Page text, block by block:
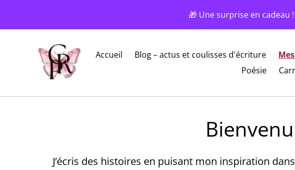
🎁 Une surprise en cadeau
Accueil Blog – actus et coulisses d'écriture
Poésie
J’écris des histoires en puisant mon inspiration